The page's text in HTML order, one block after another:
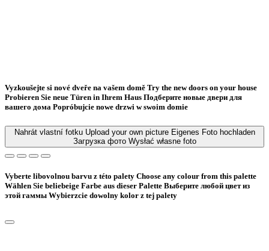
Vyzkoušejte si nové dveře na vašem domě Try the new doors on your house
Probieren Sie neue Türen in Ihrem Haus Подберите новые двери для
вашего дома Popróbujcie nowe drzwi w swoim domie
Nahrát vlastní fotku Upload your own picture Eigenes Foto hochladen
Загрузка фото Wysłać własne foto
Vyberte libovolnou barvu z této palety Choose any colour from this palette
Wählen Sie beliebeige Farbe aus dieser Palette Bыберите любой цвет из
этой гаммы Wybierzcie dowolny kolor z tej palety